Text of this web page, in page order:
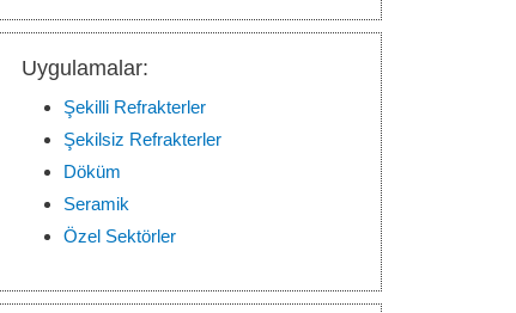
Uygulamalar:
Şekilli Refrakterler
Şekilsiz Refrakterler
Döküm
Seramik
Özel Sektörler